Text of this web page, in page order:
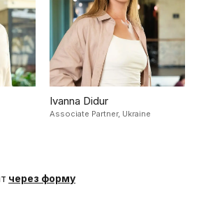
Ivanna Didur
Associate Partner, Ukraine
через форму